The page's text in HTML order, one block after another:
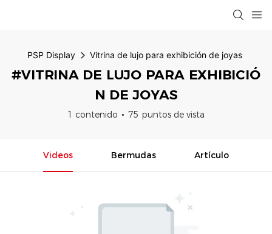
PSP Display Vitrina de lujo para exhibición de joyas
#VITRINA DE LUJO PARA EXHIBICIÓ
N DE JOYAS
1 contenido 75 puntos de vista
Videos Bermudas Artículo